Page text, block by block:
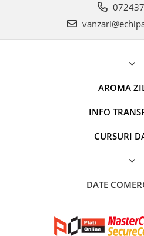
AROMA
INFO
CURSURI
DATE